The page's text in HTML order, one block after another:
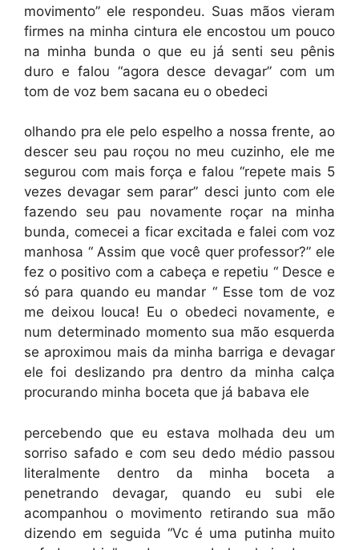
movimento” ele respondeu. Suas mãos vieram
firmes na minha cintura ele encostou um pouco
na minha bunda o que eu já senti seu pênis
duro e falou “agora desce devagar” com um
tom de voz bem sacana eu o obedeci
olhando pra ele pelo espelho a nossa frente, ao
descer seu pau roçou no meu cuzinho, ele me
segurou com mais força e falou “repete mais 5
vezes devagar sem parar” desci junto com ele
fazendo seu pau novamente roçar na minha
bunda, comecei a ficar excitada e falei com voz
manhosa “ Assim que você quer professor?” ele
fez o positivo com a cabeça e repetiu “ Desce e
só para quando eu mandar “ Esse tom de voz
me deixou louca! Eu o obedeci novamente, e
num determinado momento sua mão esquerda
se aproximou mais da minha barriga e devagar
ele foi deslizando pra dentro da minha calça
procurando minha boceta que já babava ele
percebendo que eu estava molhada deu um
sorriso safado e com seu dedo médio passou
literalmente dentro da minha boceta a
penetrando devagar, quando eu subi ele
acompanhou o movimento retirando sua mão
dizendo em seguida “Vc é uma putinha muito